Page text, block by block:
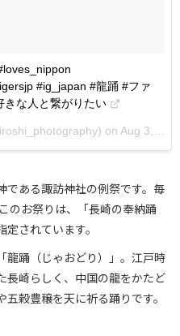
#ig_japan #龍踊 #ファ
きな人と繋がりたい
on Aug 3, 2016 at 8:27am PDT
である諏訪神社の例祭です。毎
のお祭りは、「長崎の奉納踊
されています。
龍踊（じゃおどり）」。江戸時
長崎らしく、中国の龍をかたど
穀豊穣を天に祈る踊りです。